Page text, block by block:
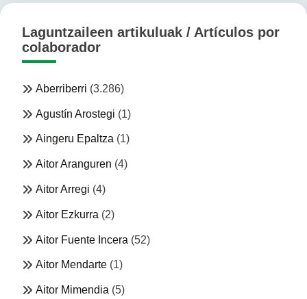
Laguntzaileen artikuluak / Artículos por
colaborador
Aberriberri (3.286)
Agustín Arostegi (1)
Aingeru Epaltza (1)
Aitor Aranguren (4)
Aitor Arregi (4)
Aitor Ezkurra (2)
Aitor Fuente Incera (52)
Aitor Mendarte (1)
Aitor Mimendia (5)